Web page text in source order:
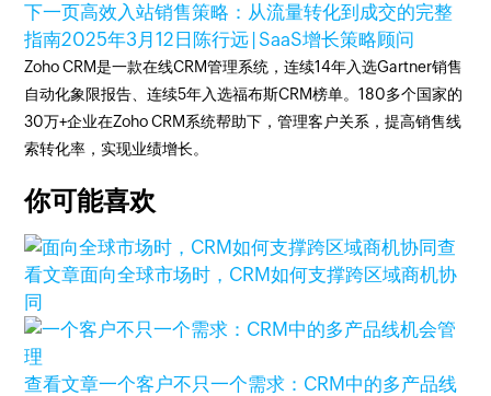
下一页高效入站销售策略：从流量转化到成交的完整
指南2025年3月12日 陈行远 | SaaS增长策略顾问
Zoho CRM是一款在线CRM管理系统，连续14年入选Gartner销售
自动化象限报告、连续5年入选福布斯CRM榜单。180多个国家的
30万+企业在Zoho CRM系统帮助下，管理客户关系，提高销售线
索转化率，实现业绩增长。
你可能喜欢
查
看文章面向全球市场时，CRM如何支撑跨区域商机协
同
查看文章一个客户不只一个需求：CRM中的多产品线